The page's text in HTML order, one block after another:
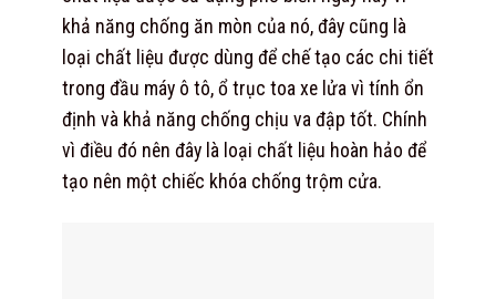
khả năng chống ăn mòn của nó, đây cũng là
loại chất liệu được dùng để chế tạo các chi tiết
trong đầu máy ô tô, ổ trục toa xe lửa vì tính ổn
định và khả năng chống chịu va đập tốt. Chính
vì điều đó nên đây là loại chất liệu hoàn hảo để
tạo nên một chiếc khóa chống trộm cửa.